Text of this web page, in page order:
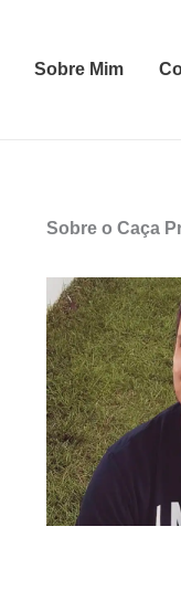
Sobre Mim
Sobre o Caça